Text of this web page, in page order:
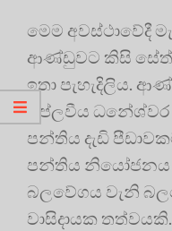
මෙම අවස්ථාවේදී
ආණ්ඩුවට කිසි
ඉතා පැහැදිලිය.
විප්ලවීය ධනේශ්වර
පන්තිය දැඩි
පන්තිය නියෝජනය
බලවේගය වැනි
වාසිදායක